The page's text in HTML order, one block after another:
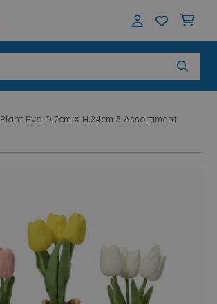
Plant Eva D.7cm X H.24cm 3 Assortiment